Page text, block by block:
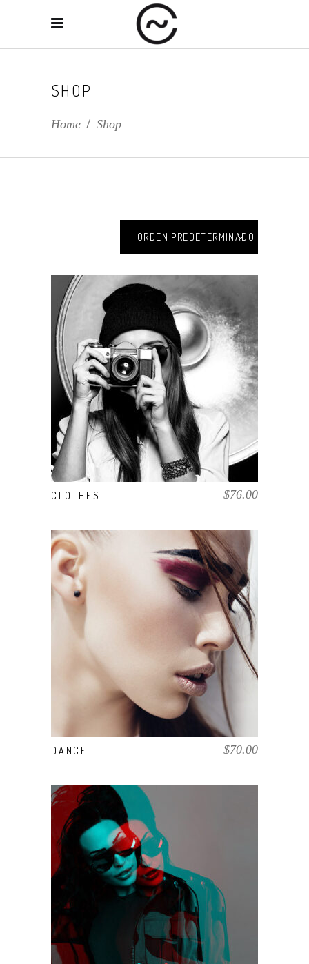
SHOP
Home / Shop
ORDEN PREDETERMINADO
AÑADIR AL CARRITO
CLOTHES $76.00
COMPRAR EL PRODUCTO
DANCE $70.00
COMPRAR EL PRODUCTO